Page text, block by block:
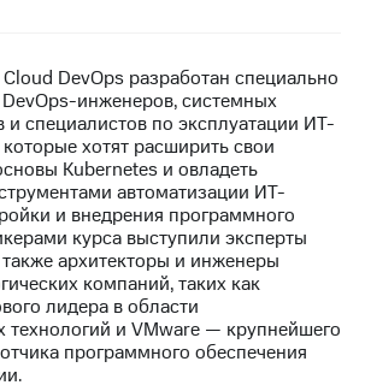
DevOps разработан специально
инженеров, системных
и специалистов по эксплуатации ИТ-
хотят расширить свои
Kubernetes и овладеть
автоматизации ИТ-
и внедрения программного
курса выступили эксперты
архитекторы и инженеры
компаний, таких как
лидера в области
и VMware — крупнейшего
программного обеспечения